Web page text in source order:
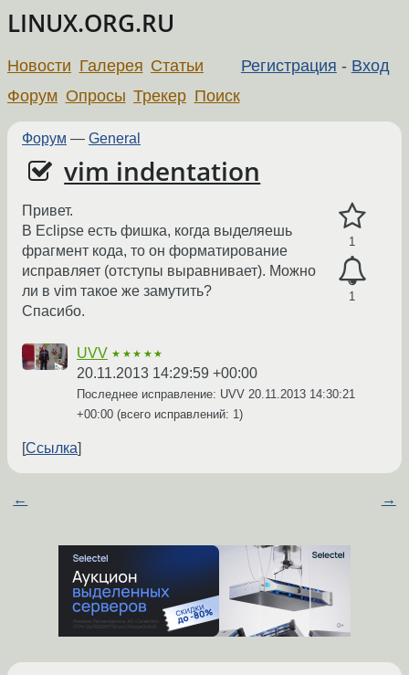
LINUX.ORG.RU
Регистрация - Вход
Новости Галерея Статьи
Форум Опросы Трекер Поиск
Форум — General
vim indentation
1
1
Привет.
В Eclipse есть фишка, когда выделяешь
фрагмент кода, то он форматирование
исправляет (отступы выравнивает). Можно
ли в vim такое же замутить?
Спасибо.
UVV ★★★★★
20.11.2013 14:29:59 +00:00
Последнее исправление: UVV 20.11.2013 14:30:21
+00:00 (всего исправлений: 1)
Ссылка
← →